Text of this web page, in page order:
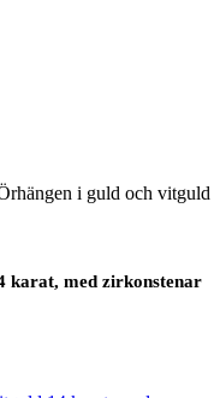
i guld och vitguld
karat, med zirkonstenar